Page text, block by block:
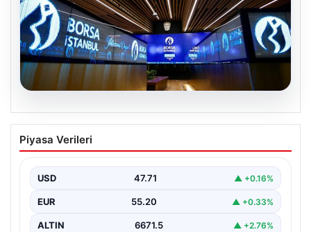
06.08.2026
Yatırım araçlarının haftalık performansı
nasıl oldu?
Piyasa Verileri
USD 47.71 ▲ +0.16%
EUR 55.20 ▲ +0.33%
ALTIN 6671.5 ▲ +2.76%